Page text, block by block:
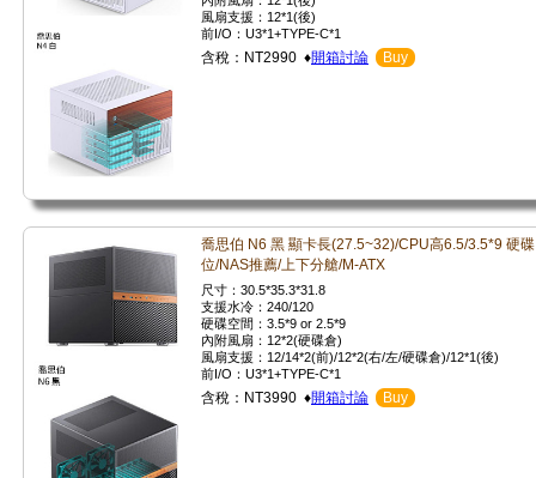
風扇支援：12*1(後)
前I/O：U3*1+TYPE-C*1
含稅：NT2990 ♦開箱討論 Buy
喬思伯 N6 黑 顯卡長(27.5~32)/CPU高6.5/3.5*9 硬碟
位/NAS推薦/上下分艙/M-ATX
尺寸：30.5*35.3*31.8
支援水冷：240/120
硬碟空間：3.5*9 or 2.5*9
內附風扇：12*2(硬碟倉)
風扇支援：12/14*2(前)/12*2(右/左/硬碟倉)/12*1(後)
前I/O：U3*1+TYPE-C*1
含稅：NT3990 ♦開箱討論 Buy